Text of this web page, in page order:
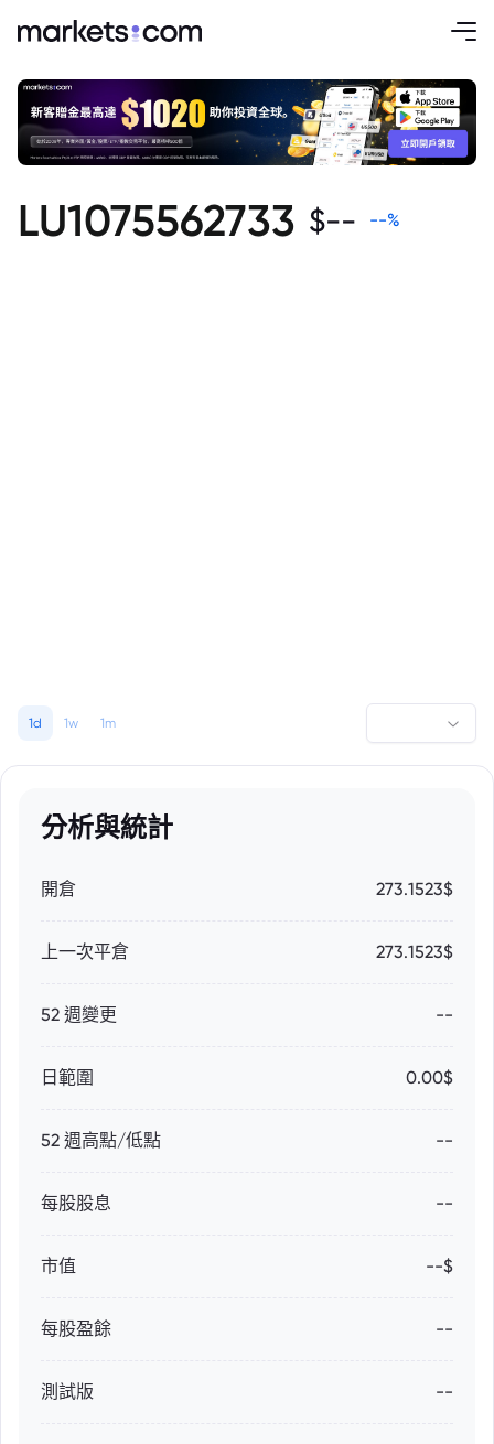
LU1075562733 $-- --%
1d 1w 1m
分析與統計
開倉 273.1523$
上一次平倉 273.1523$
52 週變更 --
日範圍 0.00$
52 週高點/低點 --
每股股息 --
市值 --$
每股盈餘 --
測試版 --